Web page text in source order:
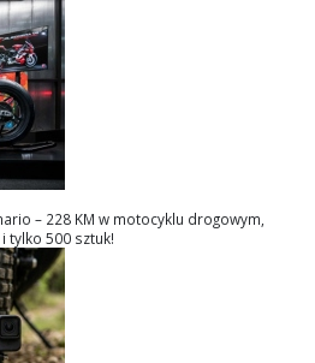
– 228 KM w motocyklu drogowym,
tylko 500 sztuk!